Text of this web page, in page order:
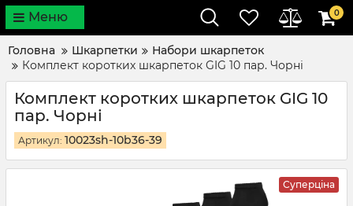
Меню 0
Головна Шкарпетки
Набори шкарпеток
Комплект коротких шкарпеток GIG 10 пар. Чорні
Комплект коротких шкарпеток GIG 10
пар. Чорні
Артикул: 10023sh-10b36-39
Суперціна